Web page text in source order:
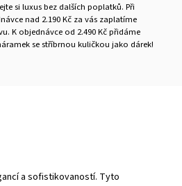
si luxus bez dalších poplatků. Při
nad 2.190 Kč za vás zaplatíme
K objednávce od 2.490 Kč přidáme
se stříbrnou kuličkou jako dárek!
a sofistikovaností. Tyto